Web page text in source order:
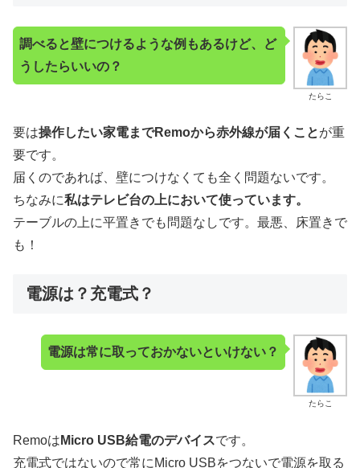
たらこ
調べると壁につけるような例もあるけど、ど
うしたらいいの？
要は操作したい家電までRemoから赤外線が届くことが重
要です。
届くのであれば、壁につけなくても全く問題ないです。
ちなみに私はテレビ台の上において使っています。
テーブルの上に平置きでも問題なしです。最悪、床置きで
も！
電源は？充電式？
たらこ
電源は常に取っておかないといけない？
Remoは Micro USB給電のデバイスです。
充電式ではないので常にMicro USBをつないで電源を取る